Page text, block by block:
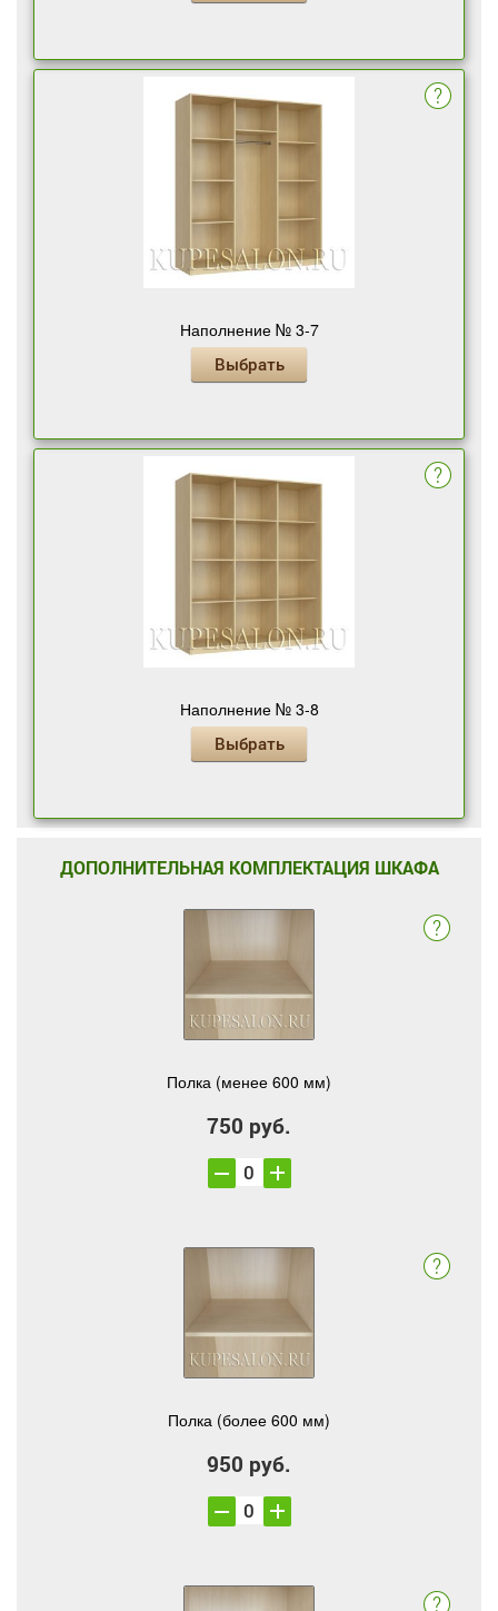
Наполнение № 3-7
Выбрать
Наполнение № 3-8
Выбрать
ДОПОЛНИТЕЛЬНАЯ КОМПЛЕКТАЦИЯ ШКАФА
Полка (менее 600 мм)
750 руб.
Полка (более 600 мм)
950 руб.